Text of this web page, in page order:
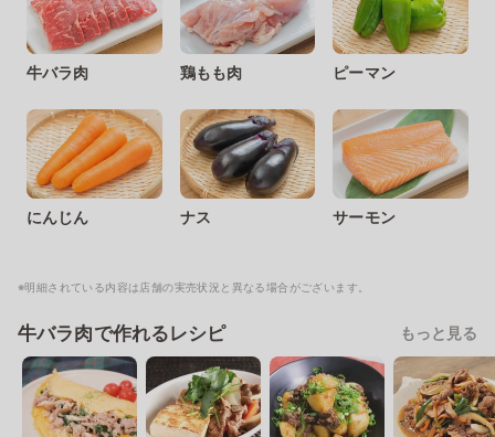
牛バラ肉 鶏もも肉 ピーマン
にんじん ナス サーモン
※明細されている内容は店舗の実売状況と異なる場合がございます。
牛バラ肉で作れるレシピ もっと見る